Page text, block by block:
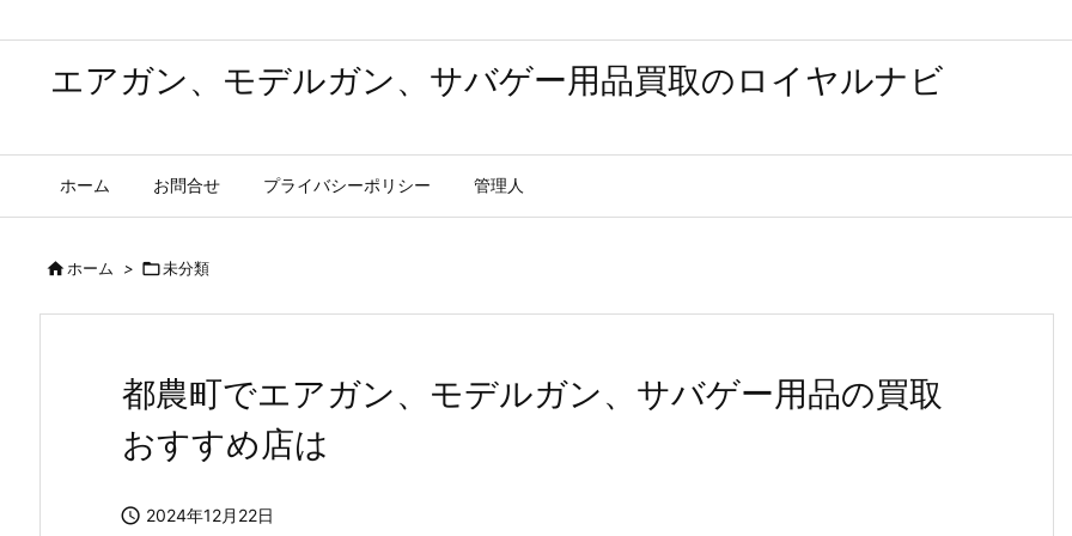
エアガン、モデルガン、サバゲー用品買取のロイヤルナビ
ホーム お問合せ プライバシーポリシー 管理人
ホーム > 未分類
都農町でエアガン、モデルガン、サバゲー用品の買取
おすすめ店は
 2024年12月22日